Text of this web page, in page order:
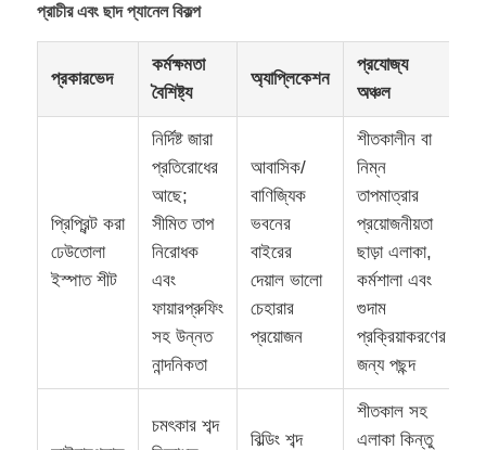
প্রাচীর এবং ছাদ প্যানেল বিকল্প
প্রকারভেদ
কর্মক্ষমতা
বৈশিষ্ট্য
অ্যাপ্লিকেশন
প্রযোজ্য
অঞ্চল
প্রিপ্রিন্ট করা
ঢেউতোলা
ইস্পাত শীট
নির্দিষ্ট জারা
প্রতিরোধের
আছে;
সীমিত তাপ
নিরোধক
এবং
ফায়ারপ্রুফিং
সহ উন্নত
নান্দনিকতা
আবাসিক/
বাণিজ্যিক
ভবনের
বাইরের
দেয়াল ভালো
চেহারার
প্রয়োজন
শীতকালীন বা
নিম্ন
তাপমাত্রার
প্রয়োজনীয়তা
ছাড়া এলাকা,
কর্মশালা এবং
গুদাম
প্রক্রিয়াকরণের
জন্য পছন্দ
চমৎকার শব্দ
বিল্ডিং শব্দ
শীতকাল সহ
এলাকা কিন্তু